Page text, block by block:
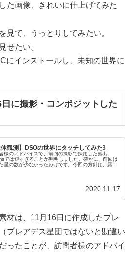
た画像、きれいに仕上げてみた
見て、うっとりしてみたい。
せたい。
にインストールし、未知の世界に
に撮影・コンポジットした
体観測】DSOの世界にタッチしてみた3
様のアドバイスで、前回の撮影で採用した露出
では短すぎることが判明しました。確かに、前回は
星の数が少なかったわけです。今回の方針は、露出
2020.11.17
材は、11月16日に作成したプレ
プレアデス星団ではないと勘違い
ったことが、訪問者様のアドバイ